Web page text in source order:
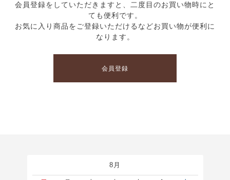
会員登録をしていただきますと、二度目のお買い物時にと
ても便利です。
お気に入り商品をご登録いただけるなどお買い物が便利に
なります。
会員登録
8月